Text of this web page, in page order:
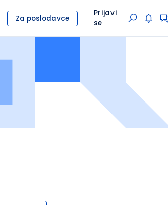
Za poslodavce
Prijavi
se